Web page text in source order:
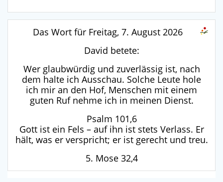
Das Wort für Freitag, 7. August 2026
David betete:
Wer glaubwürdig und zuverlässig ist, nach
dem halte ich Ausschau. Solche Leute hole
ich mir an den Hof, Menschen mit einem
guten Ruf nehme ich in meinen Dienst.
Psalm 101,6
Gott ist ein Fels – auf ihn ist stets Verlass. Er
hält, was er verspricht; er ist gerecht und treu.
5. Mose 32,4